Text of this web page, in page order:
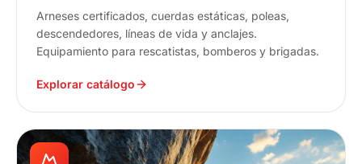
Arneses certificados, cuerdas estáticas, poleas,
descendedores, líneas de vida y anclajes.
Equipamiento para rescatistas, bomberos y brigadas.
Explorar catálogo